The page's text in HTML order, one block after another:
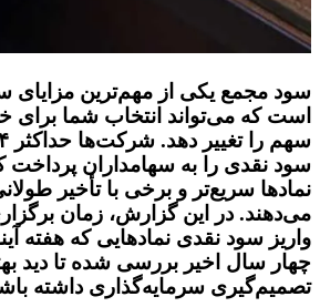
سود مجمع یکی از مهم‌ترین مزایای
است که می‌تواند انتخاب شما برای
سود نقدی را به سهامداران پرداخت
نماد‌ها سریع‌تر و برخی با تأخیر
می‌دهند. در این گزارش، زمان
واریز سود نقدی نماد‌هایی که هفته
چهار سال اخیر بررسی شده تا دید
تصمیم‌گیری سرمایه‌گذاری داشته